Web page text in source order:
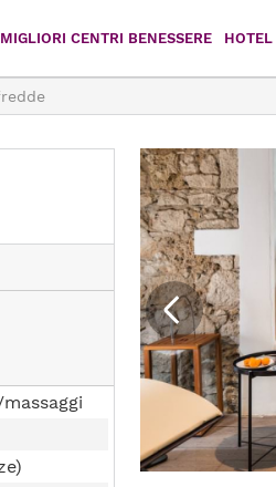
Enna
Palermo
Siracusa
MIGLIORI CENTRI BENESSERE HOTEL